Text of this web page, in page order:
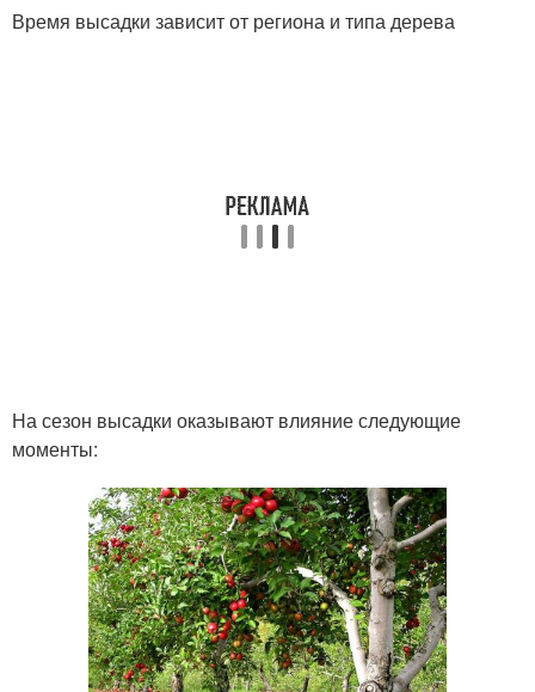
Время высадки зависит от региона и типа дерева
На сезон высадки оказывают влияние следующие
моменты: